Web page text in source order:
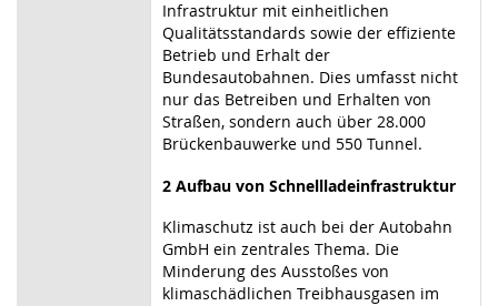
Infrastruktur mit einheitlichen
Qualitätsstandards sowie der effiziente
Betrieb und Erhalt der
Bundesautobahnen. Dies umfasst nicht
nur das Betreiben und Erhalten von
Straßen, sondern auch über 28.000
Brückenbauwerke und 550 Tunnel.
2 Aufbau von Schnellladeinfrastruktur
Klimaschutz ist auch bei der Autobahn
GmbH ein zentrales Thema. Die
Minderung des Ausstoßes von
klimaschädlichen Treibhausgasen im